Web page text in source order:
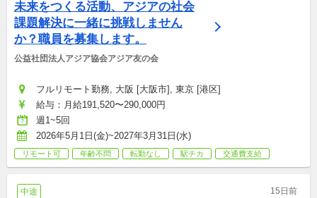
未来をつくる活動、アジアの社会
課題解決に一緒に挑戦しません
か？職員を募集します。
公益社団法人アジア協会アジア友の会
フルリモート勤務, 大阪 [大阪市], 東京 [港区]
給与：月給191,520〜290,000円
週1~5回
2026年5月1日(金)~2027年3月31日(水)
リモート可 年齢不問 転勤なし 駅チカ 交通費支給
中途 15日前